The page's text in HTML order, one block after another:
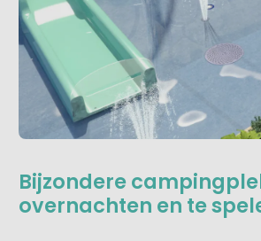
Bijzondere
overnachten en te